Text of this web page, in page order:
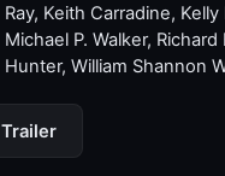
Ray, Keith Carradine, Kelly
Michael P. Walker, Richard
Hunter, William Shannon
Trailer